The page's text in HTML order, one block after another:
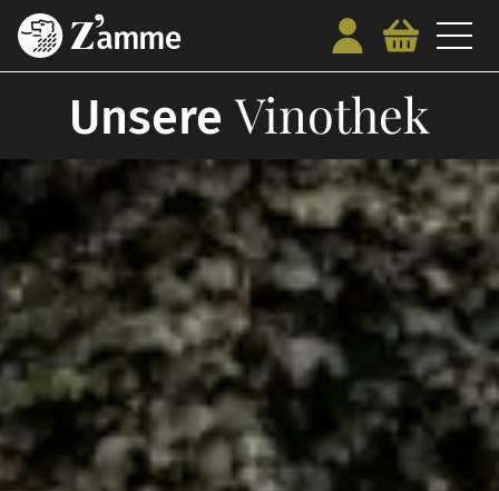
UnsereVinothek